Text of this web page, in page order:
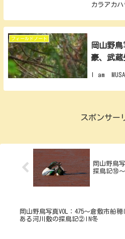
カラアカハ
フィールドノート
岡山野鳥
豪、武
I am
スポンサー
岡山野鳥
探鳥記⑱
岡山野鳥写真VOL：475～倉敷市船穂
ある河川敷の探鳥記②IN冬